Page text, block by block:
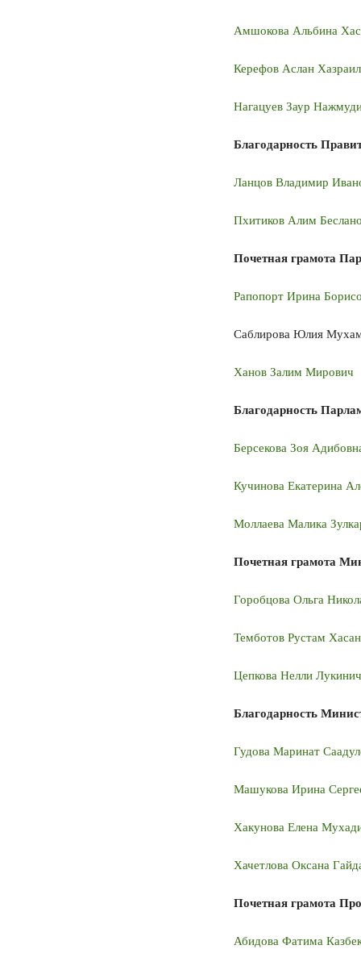
Амшокова Альбина
Керефов Аслан
Нагацуев Заур
Благодарность
Ланцов Владимир
Пхитиков Алим
Почетная грамота
Рапопорт Ирина
Саблирова Юлия
Ханов Залим Мирович
Благодарность
Берсекова Зоя
Кучинова Екатерина
Моллаева Малика
Почетная грамота
Горобцова Ольга
Темботов Рустам
Цепкова Нелли
Благодарность
Гудова Маринат
Машукова Ирина
Хакунова Елена
Хачетлова Оксана
Почетная грамота
Абидова Фатима